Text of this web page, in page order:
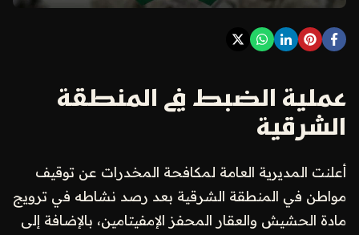
عملية الضبط في المنطقة
الشرقية
أعلنت المديرية العامة لمكافحة المخدرات عن توقيف
مواطن في المنطقة الشرقية بعد رصد نشاطه في ترويج
مادة الحشيش والعقار المحفز الإمفيتامين، بالإضافة إلى